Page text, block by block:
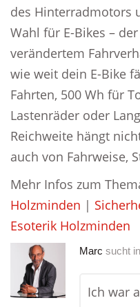
des Hinterradmotors
Wahl für E-Bikes –
verändertem
wie weit dein E-Bike
Fahrten, 500 Wh für
Lastenräder oder
Reichweite hängt
auch von Fahrweise,
Mehr Infos zum
Holzminden |
Esoterik Holzminden
Marc sucht in
Ich war